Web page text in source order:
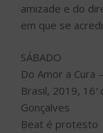
amizade e do
em que se
SÁBADO
Do Amor a Cura
Brasil, 2019, 16′
Gonçalves
Beat é protesto